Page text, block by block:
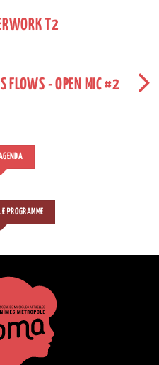
T2
FLOWS - OPEN MIC #2
PROGRAMME